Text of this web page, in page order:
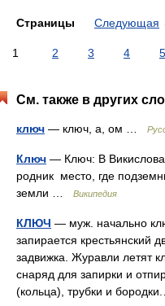
Страницы Следующая
1 2 3 4 5
См. также в других
ключ — ключ, а, ом …
Ключ — Ключ: В
родник место, где
земли …
Википедия
КЛЮЧ — муж. начально
запирается крестьянский
задвижка. Журавли летят
снаряд для запирки и
(кольца), трубки и